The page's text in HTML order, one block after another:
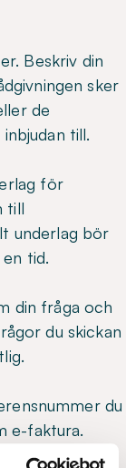
Beskriv din
sker
de
till.
för
till
underlag bör
tid.
din fråga och
du skickan
du
e-faktura.
vilka